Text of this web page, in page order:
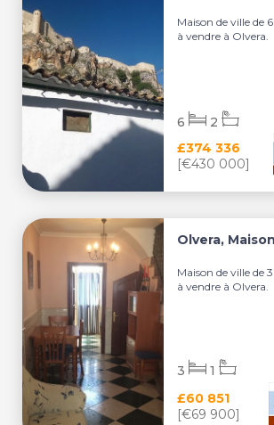
Maison de ville de
à vendre à Olvera.
£374 336
[€430 000]
6 2
Olvera,
Maison de ville de
à vendre à Olvera.
£60 851
[€69 900]
3 1